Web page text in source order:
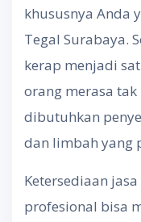
khususnya Anda
Tegal Surabaya.
kerap menjadi
orang merasa
dibutuhkan
dan limbah yang
Ketersediaan
profesional bisa